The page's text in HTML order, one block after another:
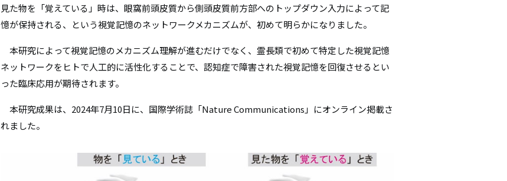
見た物を「覚えている」時は、眼窩前頭皮質から側頭皮質前方部へのトップダウン入力によって記
憶が保持される、という視覚記憶のネットワークメカニズムが、初めて明らかになりました。
本研究によって視覚記憶のメカニズム理解が進むだけでなく、霊長類で初めて特定した視覚記憶
ネットワークをヒトで人工的に活性化することで、認知症で障害された視覚記憶を回復させるとい
った臨床応用が期待されます。
本研究成果は、2024年7月10日に、国際学術誌「Nature Communications」にオンライン掲載さ
れました。